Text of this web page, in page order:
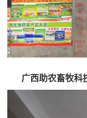
广西助农畜牧科